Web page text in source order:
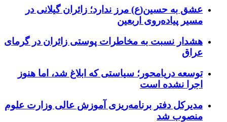
عشق به حسین(ع) مرز ندارد؛ زائران گیلانی در
مسیر پیاده‌روی اربعین
هشدار نسبت به مخاطرات پوستی زائران در گرمای
عراق
توسعه دریامحور؛ سیاستی که ابلاغ شد، اما هنوز
اجرا نشده است
مدیرکل دفتر برنامه‌ریزی آموزش عالی وزارت علوم
منصوب شد